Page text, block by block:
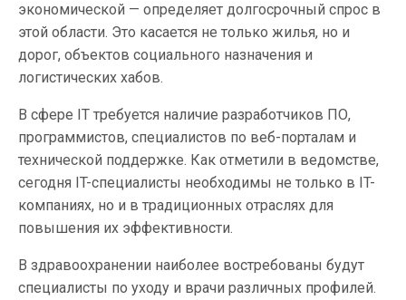
экономической — определяет долгосрочный спрос в
этой области. Это касается не только жилья, но и
дорог, объектов социального назначения и
логистических хабов.
В сфере IT требуется наличие разработчиков ПО,
программистов, специалистов по веб-порталам и
технической поддержке. Как отметили в ведомстве,
сегодня IT-специалисты необходимы не только в IT-
компаниях, но и в традиционных отраслях для
повышения их эффективности.
В здравоохранении наиболее востребованы будут
специалисты по уходу и врачи различных профилей.